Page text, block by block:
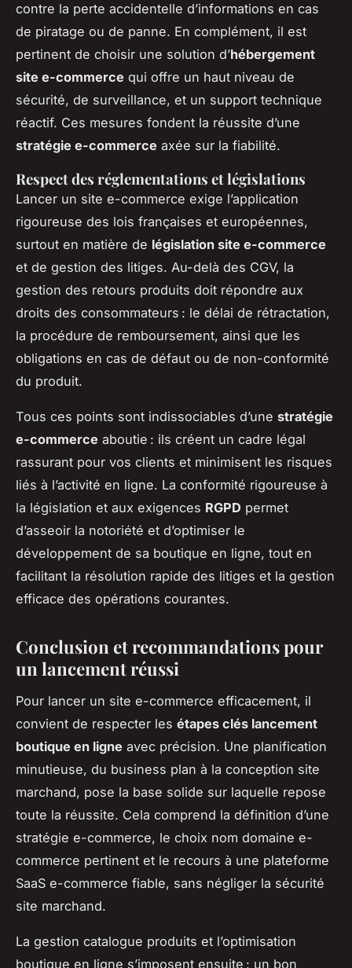
contre la perte accidentelle d’informations en cas
de piratage ou de panne. En complément, il est
pertinent de choisir une solution d’hébergement
site e-commerce qui offre un haut niveau de
sécurité, de surveillance, et un support technique
réactif. Ces mesures fondent la réussite d’une
stratégie e-commerce axée sur la fiabilité.
Respect des réglementations et législations
Lancer un site e-commerce exige l’application
rigoureuse des lois françaises et européennes,
surtout en matière de législation site e-commerce
et de gestion des litiges. Au-delà des CGV, la
gestion des retours produits doit répondre aux
droits des consommateurs : le délai de rétractation,
la procédure de remboursement, ainsi que les
obligations en cas de défaut ou de non-conformité
du produit.
Tous ces points sont indissociables d’une stratégie
e-commerce aboutie : ils créent un cadre légal
rassurant pour vos clients et minimisent les risques
liés à l’activité en ligne. La conformité rigoureuse à
la législation et aux exigences RGPD permet
d’asseoir la notoriété et d’optimiser le
développement de sa boutique en ligne, tout en
facilitant la résolution rapide des litiges et la gestion
efficace des opérations courantes.
Conclusion et recommandations pour
un lancement réussi
Pour lancer un site e-commerce efficacement, il
convient de respecter les étapes clés lancement
boutique en ligne avec précision. Une planification
minutieuse, du business plan à la conception site
marchand, pose la base solide sur laquelle repose
toute la réussite. Cela comprend la définition d’une
stratégie e-commerce, le choix nom domaine e-
commerce pertinent et le recours à une plateforme
SaaS e-commerce fiable, sans négliger la sécurité
site marchand.
La gestion catalogue produits et l’optimisation
boutique en ligne s’imposent ensuite : un bon